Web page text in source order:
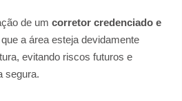
de um corretor credenciado e
a área esteja devidamente
evitando riscos futuros e
segura.